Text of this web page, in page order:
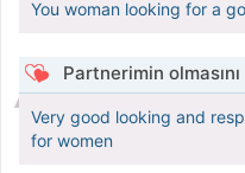
You woman looking for a
Partnerimin
Very good looking and
for women